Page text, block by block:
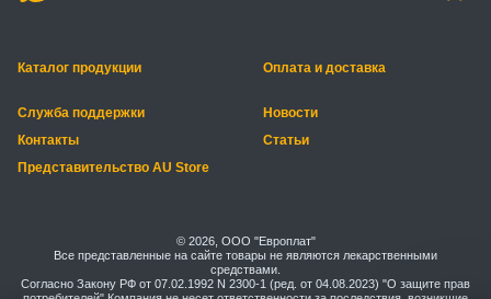
Каталог продукции Оплата и доставка
Служба поддержки
Новости
Контакты
Статьи
Представительство AU Store
© 2026, ООО "Европлат"
Все представленные на сайте товары не являются лекарственными
средствами.
Согласно Закону РФ от 07.02.1992 N 2300-1 (ред. от 04.08.2023) "О защите прав